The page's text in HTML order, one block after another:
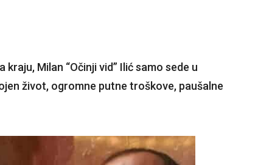
Milan “Očinji vid” Ilić samo sede u
život, ogromne putne troškove, paušalne